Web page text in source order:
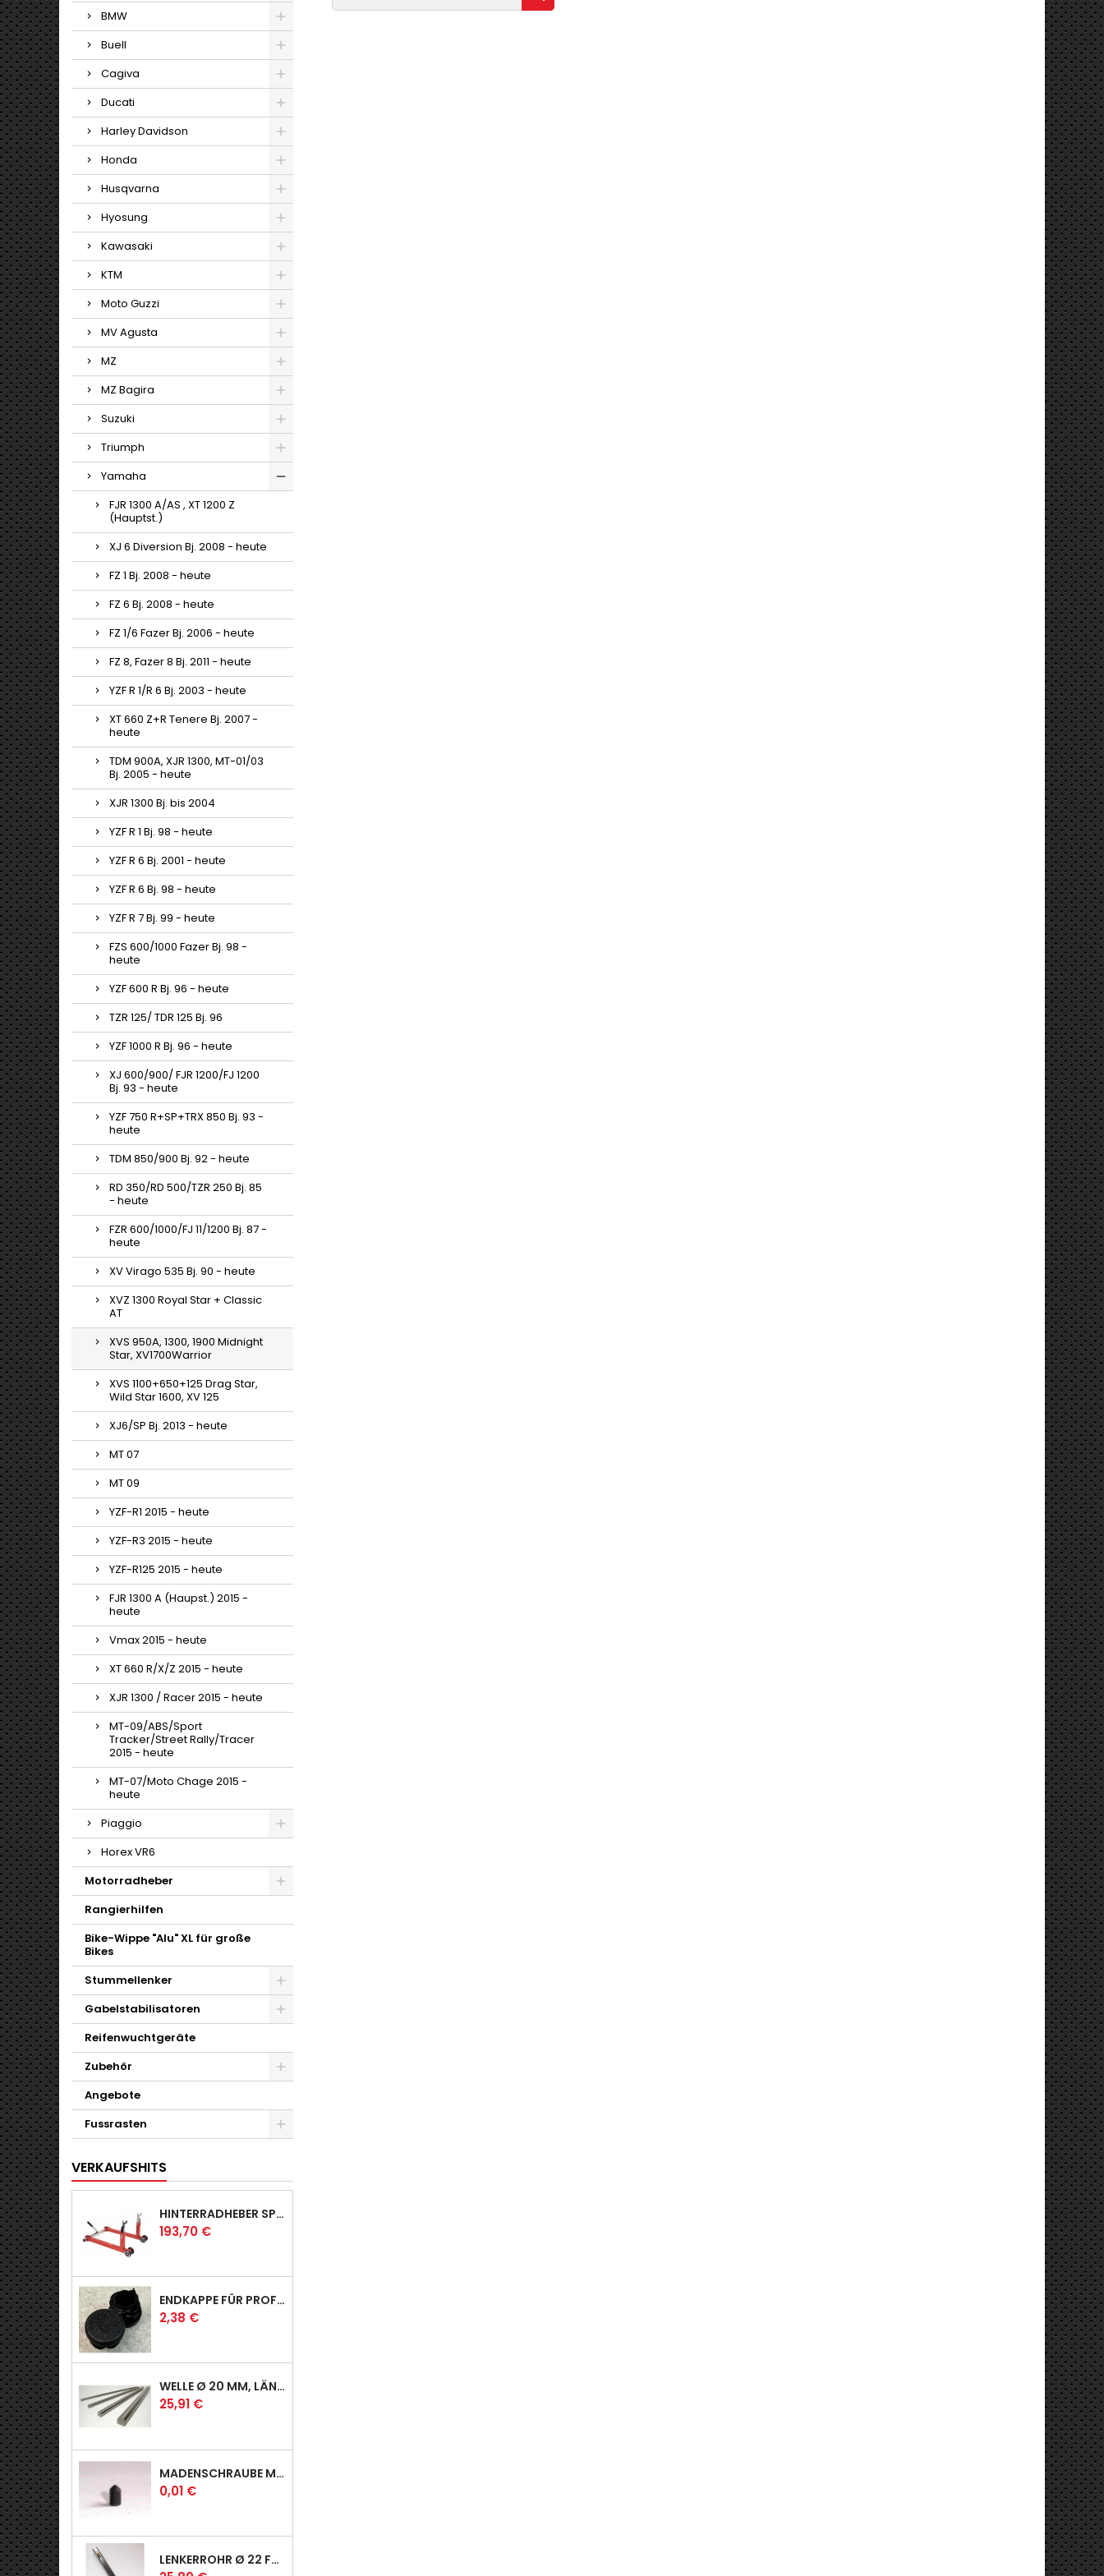
BMW
Buell
Cagiva
Ducati
Harley Davidson
Honda
Husqvarna
Hyosung
Kawasaki
KTM
Moto Guzzi
MV Agusta
MZ
MZ Bagira
Suzuki
Triumph
Yamaha
FJR 1300 A/AS , XT 1200 Z
(Hauptst.)
XJ 6 Diversion Bj. 2008 - heute
FZ 1 Bj. 2008 - heute
FZ 6 Bj. 2008 - heute
FZ 1/6 Fazer Bj. 2006 - heute
FZ 8, Fazer 8 Bj. 2011 - heute
YZF R 1/R 6 Bj. 2003 - heute
XT 660 Z+R Tenere Bj. 2007 -
heute
TDM 900A, XJR 1300, MT-01/03
Bj. 2005 - heute
XJR 1300 Bj. bis 2004
YZF R 1 Bj. 98 - heute
YZF R 6 Bj. 2001 - heute
YZF R 6 Bj. 98 - heute
YZF R 7 Bj. 99 - heute
FZS 600/1000 Fazer Bj. 98 -
heute
YZF 600 R Bj. 96 - heute
TZR 125/ TDR 125 Bj. 96
YZF 1000 R Bj. 96 - heute
XJ 600/900/ FJR 1200/FJ 1200
Bj. 93 - heute
YZF 750 R+SP+TRX 850 Bj. 93 -
heute
TDM 850/900 Bj. 92 - heute
RD 350/RD 500/TZR 250 Bj. 85
- heute
FZR 600/1000/FJ 11/1200 Bj. 87 -
heute
XV Virago 535 Bj. 90 - heute
XVZ 1300 Royal Star + Classic
AT
XVS 950A, 1300, 1900 Midnight
Star, XV1700Warrior
XVS 1100+650+125 Drag Star,
Wild Star 1600, XV 125
XJ6/SP Bj. 2013 - heute
MT 07
MT 09
YZF-R1 2015 - heute
YZF-R3 2015 - heute
YZF-R125 2015 - heute
FJR 1300 A (Haupst.) 2015 -
heute
Vmax 2015 - heute
XT 660 R/X/Z 2015 - heute
XJR 1300 / Racer 2015 - heute
MT-09/ABS/Sport
Tracker/Street Rally/Tracer
2015 - heute
MT-07/Moto Chage 2015 -
heute
Piaggio
Horex VR6
Motorradheber
Rangierhilfen
Bike-Wippe "Alu" XL für große
Bikes
Stummellenker
Gabelstabilisatoren
Reifenwuchtgeräte
Zubehör
Angebote
Fussrasten
VERKAUFSHITS
HINTERRADHEBER SPORT MIT KLAUEN-AUFNAHMEN
Preis
193,70 €
ENDKAPPE FÜR PROFI & RACER
Preis
2,38 €
WELLE Ø 20 MM, LÄNGE 390 MM
Preis
25,91 €
MADENSCHRAUBE MIT SPITZE
Preis
0,01 €
LENKERROHR Ø 22 FÜR PROFI & RACER